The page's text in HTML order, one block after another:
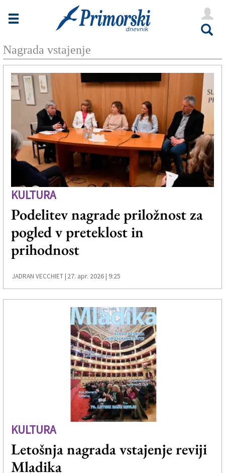
Novice
Goriška
Kultura
Šport
Vreme
V Kioskih
Oglasi
Založnik
Zadruga PD
Naročnine
Nagrada vstajenje
KULTURA
Podelitev nagrade priložnost za
pogled v preteklost in
prihodnost
JADRAN VECCHIET | 27. apr. 2026 | 9:25
KULTURA
Letošnja nagrada vstajenje reviji
Mladika